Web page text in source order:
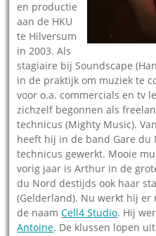
en productie
aan de HKU
te Hilversum
in 2003. Als
stagiaire bij Soundscape
in de praktijk om muziek te
voor o.a. commercials en tv
zichzelf begonnen als
technicus (Mighty Music).
heeft hij in de band Gare
technicus gewerkt. Mooie
vorig jaar is Arthur in de
du Nord destijds ook haar
(Gelderland). Nu werkt hij er
de naamCell4 Studio. Hij
Antoine. De klussen lopen